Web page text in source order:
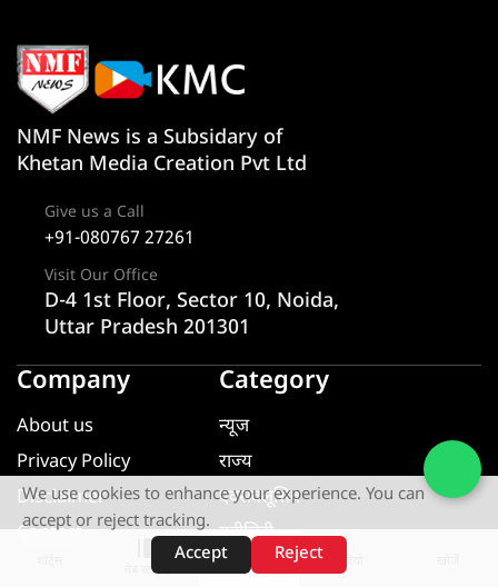
वेब स्टोरीज़
NMF News is a Subsidary of
Khetan Media Creation Pvt Ltd
Give us a Call
+91-080767 27261
Visit Our Office
D-4 1st Floor, Sector 10, Noida,
Uttar Pradesh 201301
Company
About us
Privacy Policy
Disclaimer
Contact
Category
न्यूज
राज्य
एक्सक्लूसिव
यूटीलिटी
खेल
We use cookies to enhance your experience. You can
accept or reject tracking.
Accept
Reject